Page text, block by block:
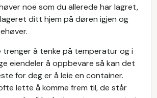
noe som du allerede har lagret,
ditt hjem på døren igjen og
trenger å tenke på temperatur og i
eiendeler å oppbevare så kan det
for deg er å leie en container.
lette å komme frem til, de står